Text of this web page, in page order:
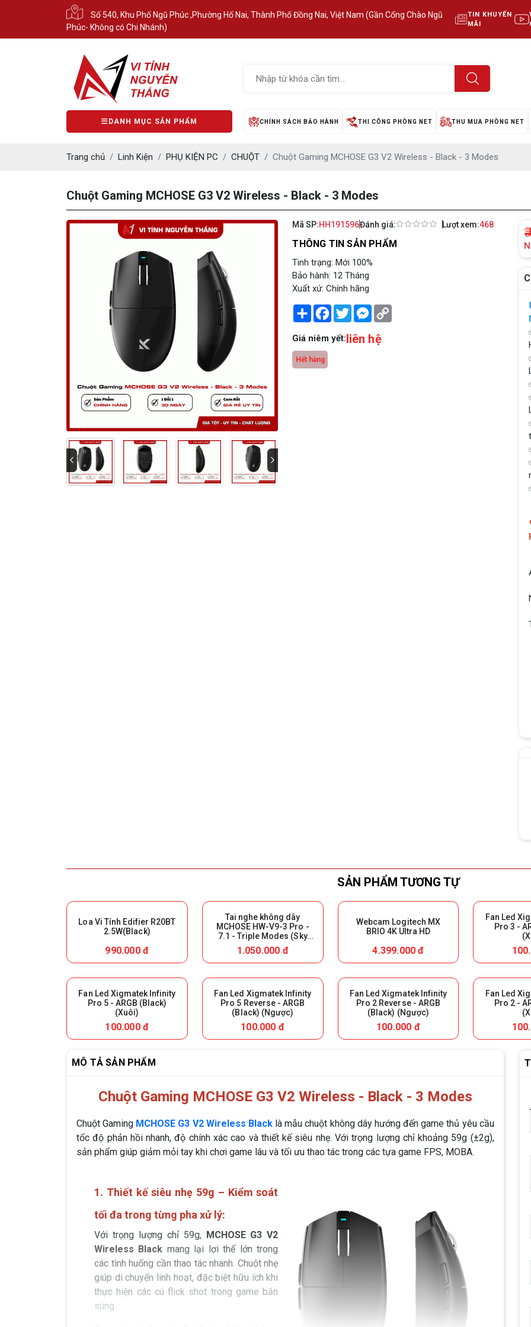
Số 540, Khu Phố Ngũ Phúc ,Phường Hố Nai, Thành Phố Đồng Nai, Việt Nam (Gần Cổng Chào Ngũ
Phúc- Không có Chi Nhánh)
TIN KHUYẾN
MÃI
DANH MỤC SẢN PHẨM CHÍNH SÁCH BẢO HÀNH THI CÔNG PHÒNG NET THU MUA PHÒNG NET
Trang chủ Linh Kiện PHỤ KIỆN PC CHUỘT Chuột Gaming MCHOSE G3 V2 Wireless - Black - 3 Modes
Chuột Gaming MCHOSE G3 V2 Wireless - Black - 3 Modes
Mã SP:HH191596Đánh giá: Lượt xem:468
THÔNG TIN SẢN PHẨM
Tinh trạng: Mới 100%
Bảo hành: 12 Tháng
Xuất xứ: Chính hãng
ShareFacebook
TwitterMessenger
Giá niêm yết:liên hệ
Hết hàng
SẢN PHẨM TƯƠNG TỰ
Loa Vi Tính Edifier R20BT
2.5W(Black)
990.000 đ
Tai nghe không dây
MCHOSE HW-V9-3 Pro -
7.1 - Triple Modes (Sky
White) (Giữ lại Box để bảo
hành)
1.050.000 đ
Webcam Logitech MX
BRIO 4K Ultra HD
4.399.000 đ
Fan Led
Pro 3 -
Fan Led Xigmatek Infinity
Pro 5 - ARGB (Black)
(Xuôi)
100.000 đ
Fan Led Xigmatek Infinity
Pro 5 Reverse - ARGB
(Black) (Ngược)
100.000 đ
Fan Led Xigmatek Infinity
Pro 2 Reverse - ARGB
(Black) (Ngược)
100.000 đ
Fan Led
Pro 2 -
MÔ TẢ SẢN PHẨM
Chuột Gaming MCHOSE G3 V2 Wireless - Black - 3 Modes
Chuột Gaming MCHOSE G3 V2 Wireless Blacklà mẫu chuột không dây hướng đến game thủ yêu cầu
tốc độ phản hồi nhanh, độ chính xác cao và thiết kế siêu nhẹ. Với trọng lượng chỉ khoảng 59g (±2g),
sản phẩm giúp giảm mỏi tay khi chơi game lâu và tối ưu thao tác trong các tựa game FPS, MOBA.
1. Thiết kế siêu nhẹ 59g – Kiểm soát
tối đa trong từng pha xử lý:
Với trọng lượng chỉ 59g, MCHOSE G3 V2
Wireless Black mang lại lợi thế lớn trong
các tình huống cần thao tác nhanh. Chuột nhẹ
giúp di chuyển linh hoạt, đặc biệt hữu ích khi
thực hiện các cú flick shot trong game bắn
súng.